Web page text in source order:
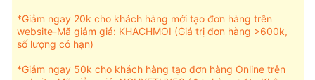
*Giảm ngay 20k cho khách hàng mới tạo đơn hàng trên
website-Mã giảm giá: KHACHMOI (Giá trị đơn hàng >600k,
số lượng có hạn)
*Giảm ngay 50k cho khách hàng tạo đơn hàng Online trên